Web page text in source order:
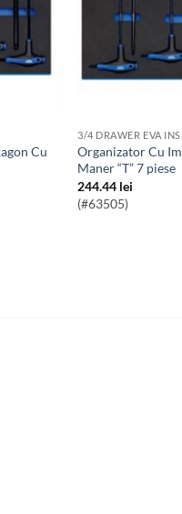
3/4 DRAWER EVA
Organizator Cu Imbusuri Torx Cu
Maner “T” 7 piese
244.44 lei
(#63505)